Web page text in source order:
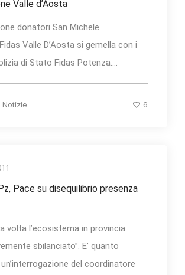
Valle d’Aosta
donatori San Michele
Valle D’Aosta si gemella con i
di Stato Fidas Potenza....
Notizie 6
Pace su disequilibrio presenza
volta l’ecosistema in provincia
sbilanciato”. E’ quanto
del coordinatore